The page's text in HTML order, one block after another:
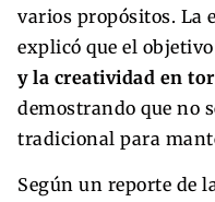
varios propósitos. La
explicó que el objetivo
y la creatividad en
demostrando que no
tradicional para
Según un reporte de